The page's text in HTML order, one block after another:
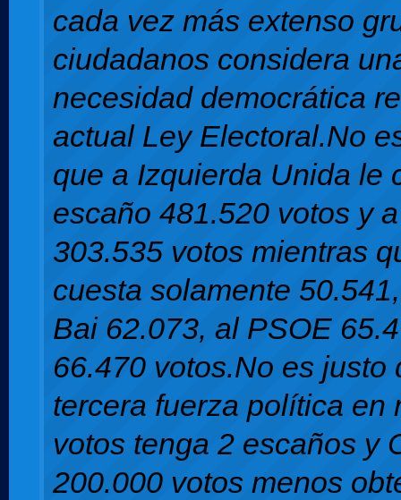
cada vez más extenso
ciudadanos considera
necesidad democrática
actual Ley Electoral.No
que a Izquierda Unida le
escaño 481.520 votos y
303.535 votos mientras
cuesta solamente
Bai 62.073, al PSOE
66.470 votos.No es justo
tercera fuerza política en
votos tenga 2 escaños y
200.000 votos menos